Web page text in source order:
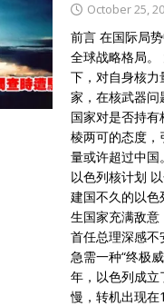
October 25,
前言 在国际局
全球战略格局
下，对自身核
家，在核武器
国家对是否持
棱两可的态度
量或许超过中国
以色列核计划
建国不久的以
生国家充满敌
首任总理深感
急需一种“终极
年，以色列成
慢，转机出现在